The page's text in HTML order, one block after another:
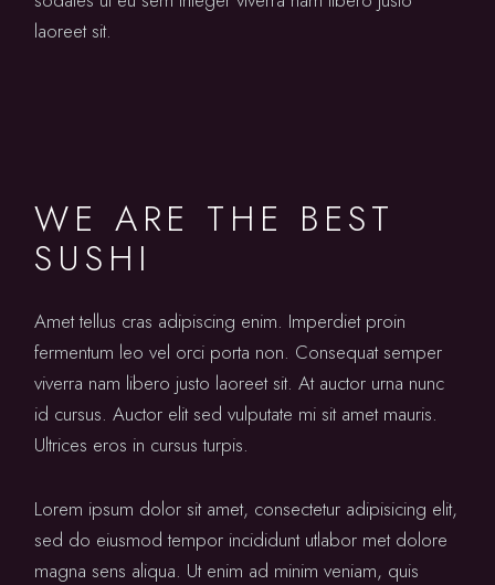
laoreet sit.
WE ARE THE BEST
SUSHI
Amet tellus cras adipiscing enim. Imperdiet proin
fermentum leo vel orci porta non. Consequat semper
viverra nam libero justo laoreet sit. At auctor urna nunc
id cursus. Auctor elit sed vulputate mi sit amet mauris.
Ultrices eros in cursus turpis.
Lorem ipsum dolor sit amet, consectetur adipisicing elit,
sed do eiusmod tempor incididunt utlabor met dolore
magna sens aliqua. Ut enim ad minim veniam, quis